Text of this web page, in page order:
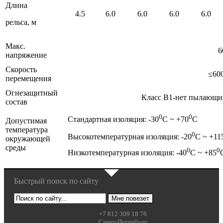
Длина
рельса, м
4.5 6.0 6.0 6.0 6.0
Макс.
напряжение
Скорость
перемещения
Огнезащитный
состав
Класс В1-нет
Допустимая
температура
окружающей
среды
Стандартная изоляция: -300С ~ +700С
Высокотемпературная изоляция: -200С ~
Низкотемпературная изоляция: -400С ~ +850
Быстрый поиск по сайту
+7 812 309 18 76